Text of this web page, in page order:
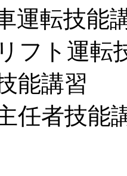
運転技能
フト運転
能講習
任者技能